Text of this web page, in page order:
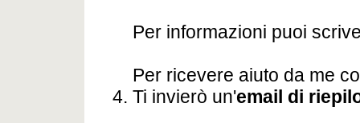
Per informazioni puoi
Per ricevere aiuto da me
Ti invierò un'email di